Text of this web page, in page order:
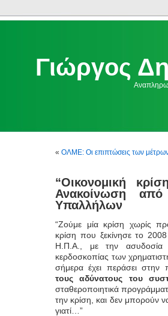
Γιώργος
« ΟΛΜΕ: Οι επιπτώσεις των
“Οικονομική
Ανακοίνωση
Υπαλλήλων
“Ζούμε μία κρίση χωρίς
κρίση που ξεκίνησε το
Η.Π.Α., με την ασυδοσία
κερδοσκοπίας των
σήμερα έχει περάσει στην
τους αδύνατους του
σταθεροποιητικά
την κρίση, και δεν μπορούν
γιατί…”